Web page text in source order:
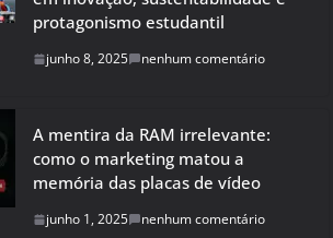
protagonismo estudantil
junho 8, 2025 nenhum comentário
A mentira da RAM irrelevante:
como o marketing matou a
memória das placas de vídeo
junho 1, 2025 nenhum comentário